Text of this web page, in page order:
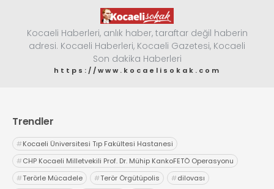
Kocaeli Haberleri, anlık haber, taraftar değil haberin
adresi. Kocaeli Haberleri, Kocaeli Gazetesi, Kocaeli
Son dakika Haberleri
https://www.kocaelisokak.com
Trendler
#Kocaeli Üniversitesi Tıp Fakültesi Hastanesi
#CHP Kocaeli Milletvekili Prof. Dr. Mühip KankoFETÖ Operasyonu
#Terörle Mücadele #Terör Örgütüpolis #dilovası